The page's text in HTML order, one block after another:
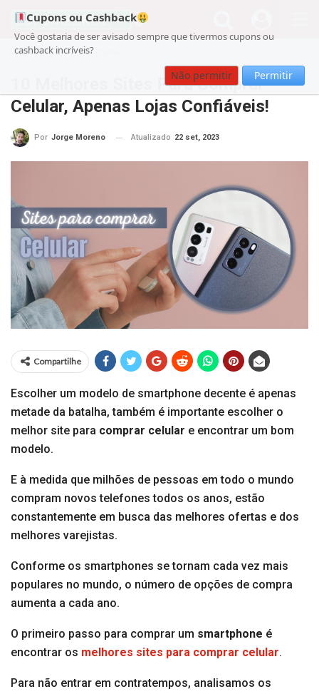
Cupons ou Cashback
Você gostaria de ser avisado sempre que tivermos cupons ou
cashback incríveis?
Não permitir Permitir
Cupom Guia de Compras
10 Melhores Sites Para Comprar
Celular, Apenas Lojas Confiáveis!
Por Jorge Moreno Atualizado 22 set, 2023
Compartilhe
Escolher um modelo de smartphone decente é apenas
metade da batalha, também é importante escolher o
melhor site para comprar celular e encontrar um bom
modelo.
E à medida que milhões de pessoas em todo o mundo
compram novos telefones todos os anos, estão
constantemente em busca das melhores ofertas e dos
melhores varejistas.
Conforme os smartphones se tornam cada vez mais
populares no mundo, o número de opções de compra
aumenta a cada ano.
O primeiro passo para comprar um smartphone é
encontrar os melhores sites para comprar celular.
Para não entrar em contratempos, analisamos os